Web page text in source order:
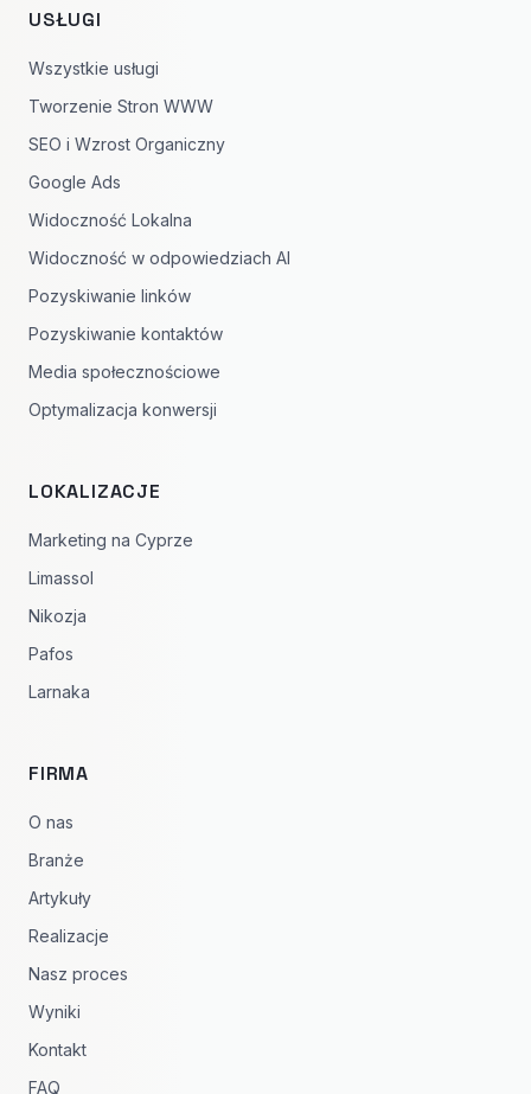
USŁUGI
Wszystkie usługi
Tworzenie Stron WWW
SEO i Wzrost Organiczny
Google Ads
Widoczność Lokalna
Widoczność w odpowiedziach AI
Pozyskiwanie linków
Pozyskiwanie kontaktów
Media społecznościowe
Optymalizacja konwersji
LOKALIZACJE
Marketing na Cyprze
Limassol
Nikozja
Pafos
Larnaka
FIRMA
O nas
Branże
Artykuły
Realizacje
Nasz proces
Wyniki
Kontakt
FAQ